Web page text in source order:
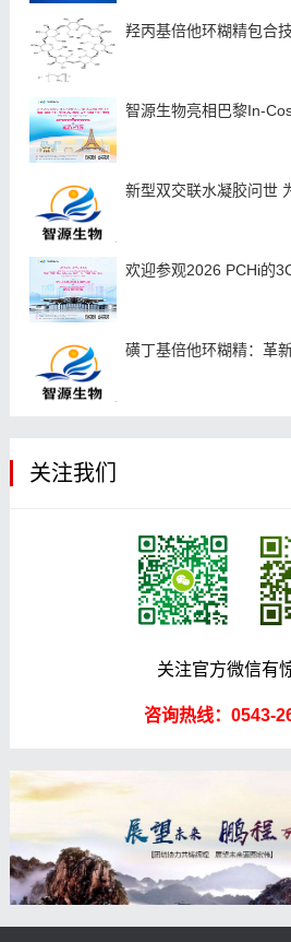
羟丙基倍他环糊精包合
智源生物亮相巴黎In-
新型双交联水凝胶问世
欢迎参观2026 PCHi的
磺丁基倍他环糊精：革
关注我们
关注官方微信有
咨询热线：0543-